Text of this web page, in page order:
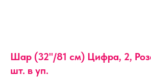
Шар (32''/81 см) Цифра, 2,
шт. в уп.